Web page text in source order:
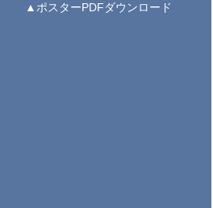
▲ポスターPDFダウンロード